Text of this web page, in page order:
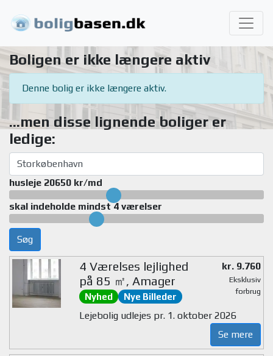
Boligen er ikke længere aktiv
Denne bolig er ikke længere aktiv.
...men disse lignende boliger er
ledige:
husleje 20650 kr/md
skal indeholde mindst 4 værelser
Søg
4 Værelses lejlighed
på 85 ㎡, Amager
Nyhed Nye Billeder
kr. 9.760
Eksklusiv
forbrug
Lejebolig udlejes pr. 1. oktober 2026
Se mere